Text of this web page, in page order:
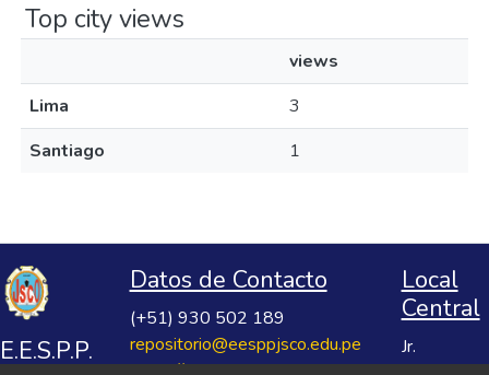
Top city views
views
Lima
3
Santiago
1
E.E.S.P.P.
Datos de Contacto
(+51) 930 502 189
repositorio@eesppjsco.edu.pe
Local
Central
Jr.